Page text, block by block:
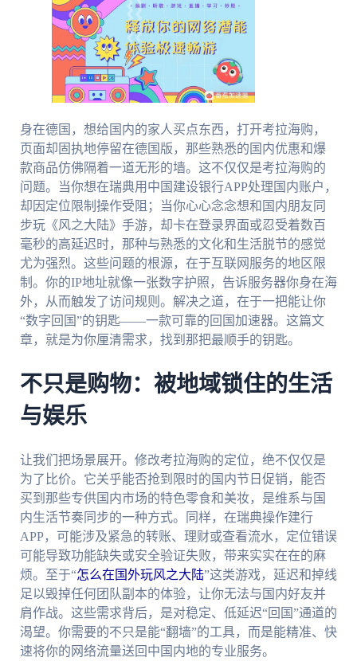
身在德国，想给国内的家人买点东西，打开考拉海购，
页面却固执地停留在德国版，那些熟悉的国内优惠和爆
款商品仿佛隔着一道无形的墙。这不仅仅是考拉海购的
问题。当你想在瑞典用中国建设银行APP处理国内账户，
却因定位限制操作受阻；当你心心念念想和国内朋友同
步玩《风之大陆》手游，却卡在登录界面或忍受着数百
毫秒的高延迟时，那种与熟悉的文化和生活脱节的感觉
尤为强烈。这些问题的根源，在于互联网服务的地区限
制。你的IP地址就像一张数字护照，告诉服务器你身在海
外，从而触发了访问规则。解决之道，在于一把能让你
“数字回国”的钥匙——一款可靠的回国加速器。这篇文
章，就是为你厘清需求，找到那把最顺手的钥匙。
不只是购物：被地域锁住的生活
与娱乐
让我们把场景展开。修改考拉海购的定位，绝不仅仅是
为了比价。它关乎能否抢到限时的国内节日促销，能否
买到那些专供国内市场的特色零食和美妆，是维系与国
内生活节奏同步的一种方式。同样，在瑞典操作建行
APP，可能涉及紧急的转账、理财或查看流水，定位错误
可能导致功能缺失或安全验证失败，带来实实在在的麻
烦。至于“怎么在国外玩风之大陆”这类游戏，延迟和掉线
足以毁掉任何团队副本的体验，让你无法与国内好友并
肩作战。这些需求背后，是对稳定、低延迟“回国”通道的
渴望。你需要的不只是能“翻墙”的工具，而是能精准、快
速将你的网络流量送回中国内地的专业服务。